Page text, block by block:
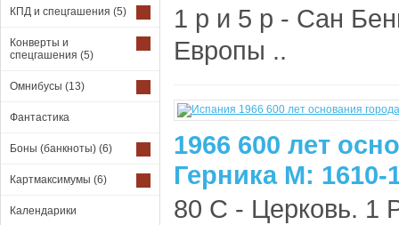
КПД и спецгашения (5)
Конверты и
спецгашения (5)
Омнибусы (13)
Фантастика
Боны (банкноты) (6)
Картмаксимумы (6)
Календарики
1 р и 5 р - Сан
Европы ..
1966 600 лет
Герника М: 1610-
80 C - Церковь. 1